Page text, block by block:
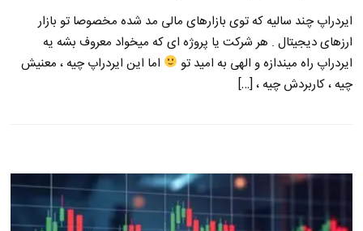
ایردراپ چند سالیه که توی بازارهای مالی مد شده مخصوصا تو بازار
ارزهای دیجیتال . هر شرکت یا پروژه ای که میخواد معروف بشه یه
ایردراپ راه میندازه و الهی به امید تو
اما این ایردراپ چیه ، معنیش
چیه ، کاربردش چیه ، […]